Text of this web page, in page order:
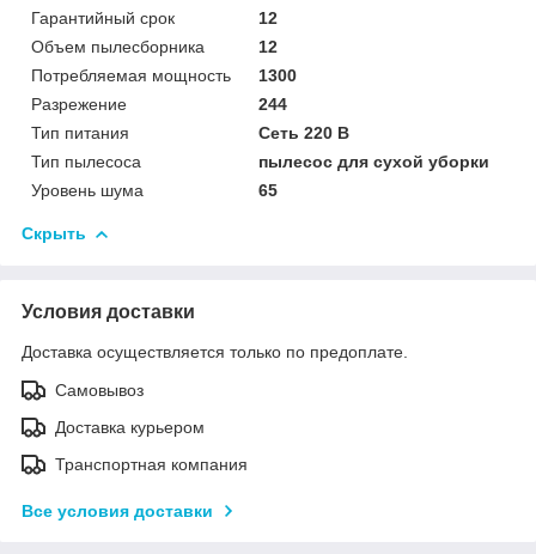
Гарантийный срок
12
Объем пылесборника
12
Потребляемая мощность
1300
Разрежение
244
Тип питания
Сеть 220 В
Тип пылесоса
пылесос для сухой уборки
Уровень шума
65
Скрыть
Условия доставки
Доставка осуществляется только по предоплате.
Самовывоз
Доставка курьером
Транспортная компания
Все условия доставки